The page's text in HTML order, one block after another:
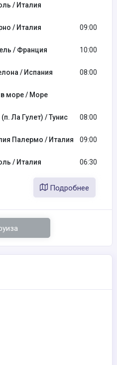
/ Италия
/ Италия 09:00
/ Франция 10:00
/ Испания 08:00
море / Море
(п. Ла Гулет) / Тунис 08:00
Палермо / Италия 09:00
/ Италия 06:30
Подробнее